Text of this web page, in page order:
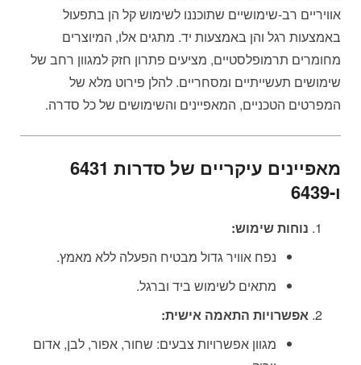
אוויריים רב-שימושיים שתוכננו לשימוש קל הן בתפעול
באמצעות רגל והן באמצעות יד. מתגים אלו, המיוצרים
מחומרים תרמופלסטיים, מציעים פתרון חזק למגוון רחב של
שימושים תעשייתיים ומסחריים. להלן פירוט מלא של
המפרטים הטכניים, המאפיינים והשימושים של כל סדרה.
מאפיינים עיקריים של סדרות 6431
ו-6439
נוחות שימוש:
נפח אוויר גדול מבטיח הפעלה ללא מאמץ.
מתאים לשימוש ביד וברגל.
אפשרויות התאמה אישית:
מגוון אפשרויות צבעים: שחור, אפור, לבן, אדום